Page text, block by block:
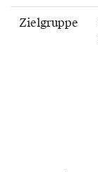
Zielgruppe